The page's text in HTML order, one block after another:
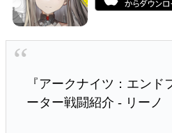
『アークナイツ：エンド
ーター戦闘紹介 - リーノ